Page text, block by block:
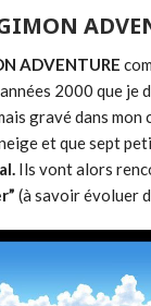
ADVENTURE
2000 que je
gravé dans
et que sept
Ils vont alors
(à savoir évoluer